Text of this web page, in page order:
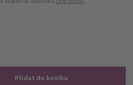
Přidat do košíku